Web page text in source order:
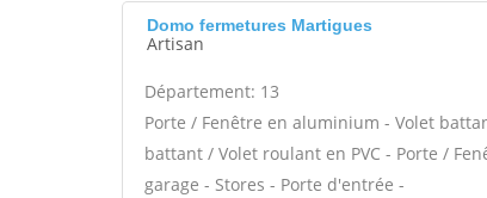
Domo fermetures Martigues
Artisan
Département: 13
Porte / Fenêtre en aluminium - Volet
battant / Volet roulant en PVC - Porte /
garage - Stores - Porte d'entrée -